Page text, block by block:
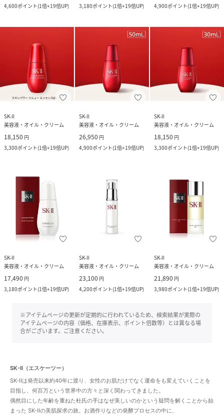
4,600ポイント(1倍+19倍UP)
3,180ポイント(1倍+19倍UP)
4,900ポイント(1倍+19倍UP)
SK-II
美容液・オイル・クリーム
18,150 円
3,300ポイント(1倍+19倍UP)
SK-II
美容液・オイル・クリーム
26,950 円
4,900ポイント(1倍+19倍UP)
SK-II
美容液・オイル・クリーム
18,150 円
3,300ポイント(1倍+19倍UP)
SK-II
美容液・オイル・クリーム
17,490 円
3,180ポイント(1倍+19倍UP)
SK-II
美容液・オイル・クリーム
23,100 円
4,200ポイント(1倍+19倍UP)
SK-II
美容液・オイル・クリーム
21,890 円
3,980ポイント(1倍+19倍UP)
※アイテムページの更新が定期的に行われているため、検索結果が実際の
アイテムページの内容（価格、在庫表示、ポイント倍数等）とは異なる場
合がございます。ご注意ください。
SK-II（エスケーツー）
SK-IIは発売以来約40年に渡り、女性のお肌だけでなく運命をも変えていくことを
目指し、何百万という世界中の方々と深く関わってきました。
偶然目にした年齢を重ねた杜氏の手はなぜ美しいのかという疑問を解くことから始
まった SK-IIの美肌探求の旅。お酒作りなどの発酵プロセスの中に、